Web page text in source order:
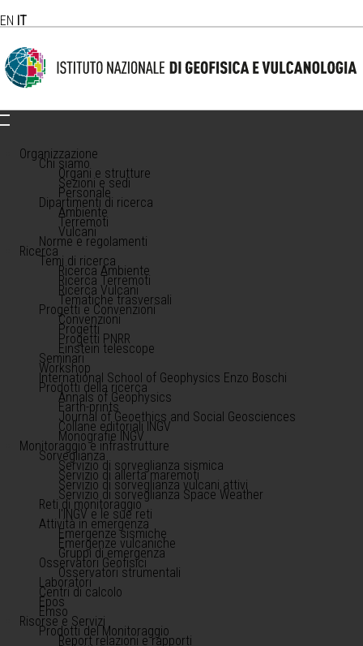
EN IT
Organizzazione
Chi siamo
Organi e strutture
Sezioni e sedi
Personale
Dipartimenti di ricerca
Ambiente
Terremoti
Vulcani
Norme e regolamenti
Ricerca
Temi di ricerca
Ricerca Ambiente
Ricerca Terremoti
Ricerca Vulcani
Tematiche trasversali
Progetti e Convenzioni
Convenzioni
Progetti
Progetti PNRR
Einstein telescope
Seminari
Workshop
International School of Geophysics Enzo Boschi
Prodotti della ricerca
Annals of Geophysics
Earth-prints
Journal of Geoethics and Social Geosciences
Collane editoriali INGV
Monografie INGV
Monitoraggio e infrastrutture
Sorveglianza
Servizio di sorveglianza sismica
Servizio di allerta maremoti
Servizio di sorveglianza vulcani attivi
Servizio di sorveglianza Space Weather
Reti di monitoraggio
l'INGV e le sue reti
Attività in emergenza
Emergenze sismiche
Emergenze vulcaniche
Gruppi di emergenza
Osservatori Geofisici
Osservatori strumentali
Laboratori
Centri di calcolo
Epos
Emso
Risorse e Servizi
Prodotti del Monitoraggio
Report relazioni e rapporti